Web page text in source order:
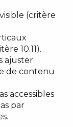
(critère
10.11).
ajuster
de contenu
accessibles
par